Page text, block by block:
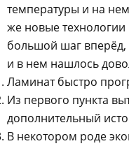
температуры и на
же новые технологии
большой шаг
и в нем нашлось
Ламинат быстро
Из первого пункта
дополнительный
В некотором роде